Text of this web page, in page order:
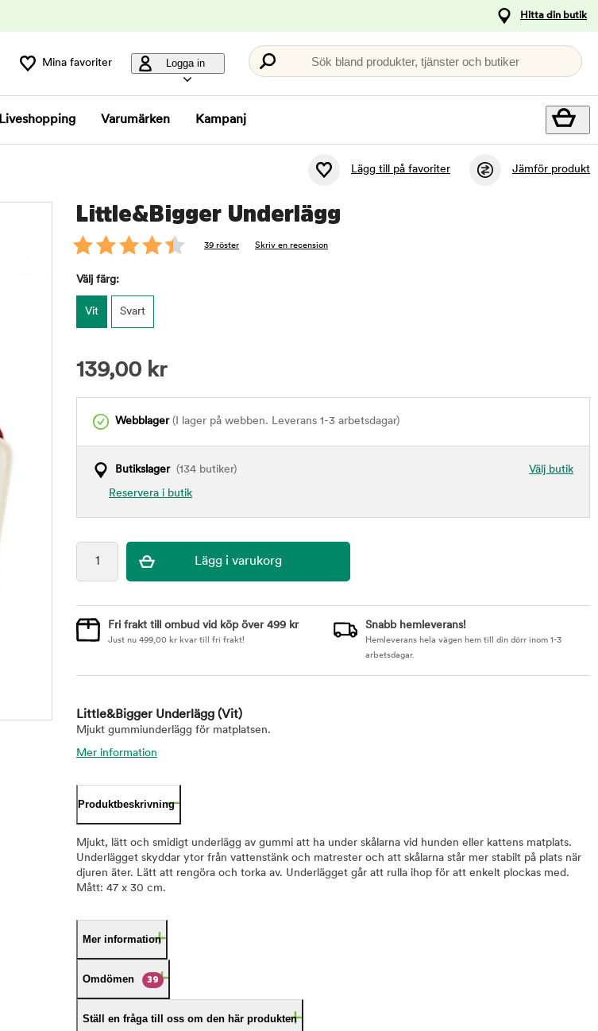
Hitta din butik
Mina favoriter Logga in Sök bland produkter, tjänster och butiker
Liveshopping Varumärken Kampanj
Lägg till på favoriter Jämför produkt
Little&Bigger Underlägg
39 röster Skriv en recension
Välj färg:
Vit Svart
139,00 kr
Webblager(I lager på webben. Leverans 1-3 arbetsdagar)
Välj butik
Butikslager(134 butiker)
Reservera i butik
Fri frakt till ombud vid köp över 499 kr
Just nu 499,00 kr kvar till fri frakt!
Snabb hemleverans!
Hemleverans hela vägen hem till din dörr inom 1-3
arbetsdagar.
Little&Bigger Underlägg (Vit)
Mjukt gummiunderlägg för matplatsen.
Mer information
Produktbeskrivning
Mjukt, lätt och smidigt underlägg av gummi att ha under skålarna vid hunden eller kattens matplats.
Underlägget skyddar ytor från vattenstänk och matrester och att skålarna står mer stabilt på plats när
djuren äter. Lätt att rengöra och torka av. Underlägget går att rulla ihop för att enkelt plockas med.
Mått: 47 x 30 cm.
Mer information
Omdömen 39
Ställ en fråga till oss om den här produkten